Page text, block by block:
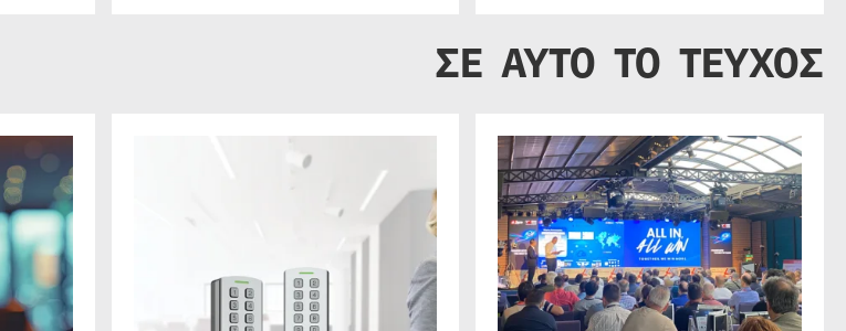
ΣΕ ΑΥΤΟ ΤΟ ΤΕΥΧΟΣ